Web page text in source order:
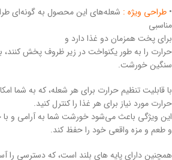
• طراحی ویژه : شعله‌های این محصول به گونه‌ای
مناسبی
برای پخت همزمان دو غذا دارد و
حرارت را به طور یکنواخت در زیر ظروف پخش
سنگین خورشت.
با قابلیت تنظیم حرارت برای هر شعله، که به شما
حرارت مورد نیاز برای هر غذا را کنترل کنید.
این ویژگی باعث می‌شود خورشت شما به آرامی و با
و طعم و مزه واقعی خود را حفظ کند.
همچنین دارای پایه های بلند است، که دسترسی را